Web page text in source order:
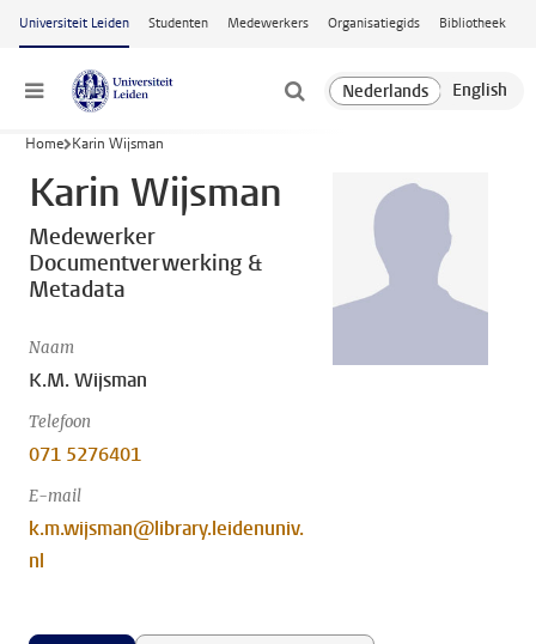
Ga naar hoofdinhoud
Universiteit Leiden Studenten Medewerkers Organisatiegids Bibliotheek
Menu
Home Karin Wijsman
Karin Wijsman
Medewerker
Documentverwerking &
Metadata
Naam
K.M. Wijsman
Telefoon
071 5276401
E-mail
k.m.wijsman@library.leidenuniv.
nl